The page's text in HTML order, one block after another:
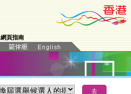
網頁指南